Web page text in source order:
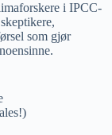
i IPCC-
som gjør